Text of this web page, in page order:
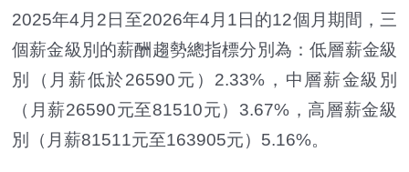
2025年4月2日至2026年4月1日的12個月期間，三
個薪金級別的薪酬趨勢總指標分別為：低層薪金級
別（月薪低於26590元）2.33%，中層薪金級別
（月薪26590元至81510元）3.67%，高層薪金級
別（月薪81511元至163905元）5.16%。